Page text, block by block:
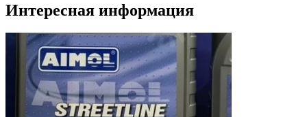
Интересная информация